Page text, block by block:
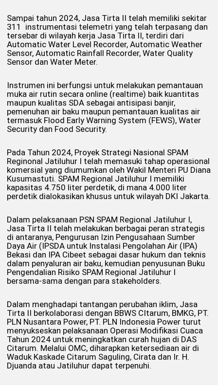
Sampai tahun 2024, Jasa Tirta II telah memiliki sekitar
311 instrumentasi telemetri yang telah terpasang dan
tersebar di wilayah kerja Jasa Tirta II, terdiri dari
Automatic Water Level Recorder, Automatic Weather
Sensor, Automatic Rainfall Recorder, Water Quality
Sensor dan Water Meter.
Instrumen ini berfungsi untuk melakukan pemantauan
muka air rutin secara online (realtime) baik kuantitas
maupun kualitas SDA sebagai antisipasi banjir,
pemenuhan air baku maupun pemantauan kualitas air
termasuk Flood Early Warning System (FEWS), Water
Security dan Food Security.
Pada Tahun 2024, Proyek Strategi Nasional SPAM
Reginonal Jatiluhur I telah memasuki tahap operasional
komersial yang diumumkan oleh Wakil Menteri PU Diana
Kusumastuti. SPAM Regional Jatiluhur I memiliki
kapasitas 4.750 liter perdetik, di mana 4.000 liter
perdetik dialokasikan khusus untuk wilayah DKI Jakarta.
Dalam pelaksanaan PSN SPAM Regional Jatiluhur I,
Jasa Tirta II telah melakukan berbagai peran strategis
di antaranya, Pengurusan Izin Pengusahaan Sumber
Daya Air (IPSDA untuk Instalasi Pengolahan Air (IPA)
Bekasi dan IPA Cibeet sebagai dasar hukum dan teknis
dalam penyaluran air baku, kemudian penyusunan Buku
Pengendalian Risiko SPAM Regional Jatiluhur I
bersama-sama dengan para stakeholders.
Dalam menghadapi tantangan perubahan iklim, Jasa
Tirta II berkolaborasi dengan BBWS CItarum, BMKG, PT.
PLN Nusantara Power, PT. PLN Indonesia Power turut
menyukseskan pelaksanaan Operasi Modifikasi Cuaca
Tahun 2024 untuk meningkatkan curah hujan di DAS
Citarum. Melalui OMC, diharapkan ketersediaan air di
Waduk Kaskade Citarum Saguling, Cirata dan Ir. H.
Djuanda atau Jatiluhur dapat terpenuhi.